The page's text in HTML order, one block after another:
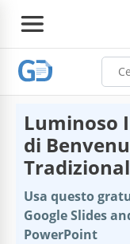
Luminoso
di
Usa questo
Google Slides
PowerPoint